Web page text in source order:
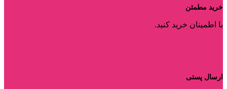
خرید مطمئن
با اطمینان خرید کنید.
ارسال پستی